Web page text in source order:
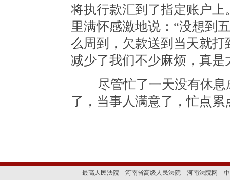
将执行款汇到了指定账户
里满怀感激地说：“没想到
么周到，欠款送到当天就
减少了我们不少麻烦，真
尽管忙了一天没有休息
了，当事人满意了，忙点累
最高人民法院 河南省高级人民法院 河南法院网